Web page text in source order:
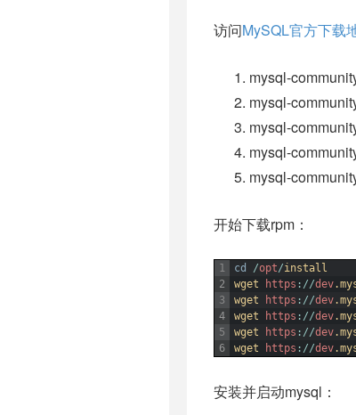
访问MySQL官方下载
mysql-
mysql-
mysql-
mysql-
mysql-
开始下载rpm：
1
2
3
4
5
6
cd /opt/install
wget
https : //dev
wget
https : //dev
wget
https : //dev
wget
https : //dev
wget
https : //dev
安装并启动mysql：